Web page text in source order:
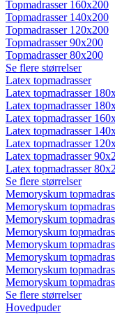
Topmadrasser 160x200
Topmadrasser 140x200
Topmadrasser 120x200
Topmadrasser 90x200
Topmadrasser 80x200
Se flere størrelser
Latex topmadrasser
Latex topmadrasser
Latex topmadrasser
Latex topmadrasser
Latex topmadrasser
Latex topmadrasser
Latex topmadrasser
Latex topmadrasser
Se flere størrelser
Memoryskum
Memoryskum
Memoryskum
Memoryskum
Memoryskum
Memoryskum
Memoryskum
Memoryskum
Se flere størrelser
Hovedpuder